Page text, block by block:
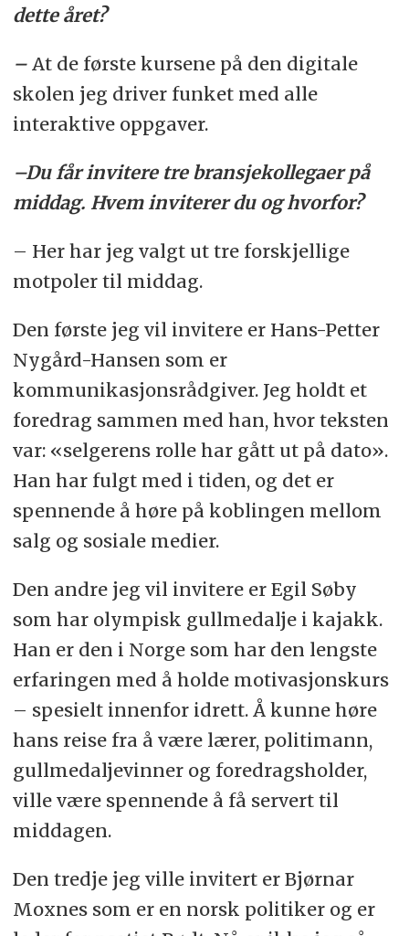
dette året?
– At de første kursene på den digitale
skolen jeg driver funket med alle
interaktive oppgaver.
–Du får invitere tre bransjekollegaer på
middag. Hvem inviterer du og hvorfor?
– Her har jeg valgt ut tre forskjellige
motpoler til middag.
Den første jeg vil invitere er Hans-Petter
Nygård-Hansen som er
kommunikasjonsrådgiver. Jeg holdt et
foredrag sammen med han, hvor teksten
var: «selgerens rolle har gått ut på dato».
Han har fulgt med i tiden, og det er
spennende å høre på koblingen mellom
salg og sosiale medier.
Den andre jeg vil invitere er Egil Søby
som har olympisk gullmedalje i kajakk.
Han er den i Norge som har den lengste
erfaringen med å holde motivasjonskurs
– spesielt innenfor idrett. Å kunne høre
hans reise fra å være lærer, politimann,
gullmedaljevinner og foredragsholder,
ville være spennende å få servert til
middagen.
Den tredje jeg ville invitert er Bjørnar
Moxnes som er en norsk politiker og er